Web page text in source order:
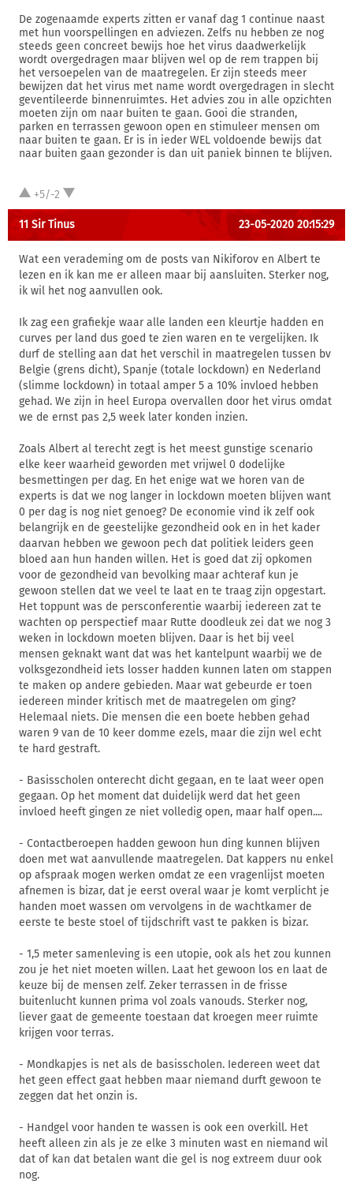
De zogenaamde experts zitten er vanaf dag 1 continue naast
met hun voorspellingen en adviezen. Zelfs nu hebben ze nog
steeds geen concreet bewijs hoe het virus daadwerkelijk
wordt overgedragen maar blijven wel op de rem trappen bij
het versoepelen van de maatregelen. Er zijn steeds meer
bewijzen dat het virus met name wordt overgedragen in slecht
geventileerde binnenruimtes. Het advies zou in alle opzichten
moeten zijn om naar buiten te gaan. Gooi die stranden,
parken en terrassen gewoon open en stimuleer mensen om
naar buiten te gaan. Er is in ieder WEL voldoende bewijs dat
naar buiten gaan gezonder is dan uit paniek binnen te blijven.
+5/-2
11 Sir Tinus 23-05-2020 20:15:29
Wat een verademing om de posts van Nikiforov en Albert te
lezen en ik kan me er alleen maar bij aansluiten. Sterker nog,
ik wil het nog aanvullen ook.
Ik zag een grafiekje waar alle landen een kleurtje hadden en
curves per land dus goed te zien waren en te vergelijken. Ik
durf de stelling aan dat het verschil in maatregelen tussen bv
Belgie (grens dicht), Spanje (totale lockdown) en Nederland
(slimme lockdown) in totaal amper 5 a 10% invloed hebben
gehad. We zijn in heel Europa overvallen door het virus omdat
we de ernst pas 2,5 week later konden inzien.
Zoals Albert al terecht zegt is het meest gunstige scenario
elke keer waarheid geworden met vrijwel 0 dodelijke
besmettingen per dag. En het enige wat we horen van de
experts is dat we nog langer in lockdown moeten blijven want
0 per dag is nog niet genoeg? De economie vind ik zelf ook
belangrijk en de geestelijke gezondheid ook en in het kader
daarvan hebben we gewoon pech dat politiek leiders geen
bloed aan hun handen willen. Het is goed dat zij opkomen
voor de gezondheid van bevolking maar achteraf kun je
gewoon stellen dat we veel te laat en te traag zijn opgestart.
Het toppunt was de persconferentie waarbij iedereen zat te
wachten op perspectief maar Rutte doodleuk zei dat we nog 3
weken in lockdown moeten blijven. Daar is het bij veel
mensen geknakt want dat was het kantelpunt waarbij we de
volksgezondheid iets losser hadden kunnen laten om stappen
te maken op andere gebieden. Maar wat gebeurde er toen
iedereen minder kritisch met de maatregelen om ging?
Helemaal niets. Die mensen die een boete hebben gehad
waren 9 van de 10 keer domme ezels, maar die zijn wel echt
te hard gestraft.
- Basisscholen onterecht dicht gegaan, en te laat weer open
gegaan. Op het moment dat duidelijk werd dat het geen
invloed heeft gingen ze niet volledig open, maar half open....
- Contactberoepen hadden gewoon hun ding kunnen blijven
doen met wat aanvullende maatregelen. Dat kappers nu enkel
op afspraak mogen werken omdat ze een vragenlijst moeten
afnemen is bizar, dat je eerst overal waar je komt verplicht je
handen moet wassen om vervolgens in de wachtkamer de
eerste te beste stoel of tijdschrift vast te pakken is bizar.
- 1,5 meter samenleving is een utopie, ook als het zou kunnen
zou je het niet moeten willen. Laat het gewoon los en laat de
keuze bij de mensen zelf. Zeker terrassen in de frisse
buitenlucht kunnen prima vol zoals vanouds. Sterker nog,
liever gaat de gemeente toestaan dat kroegen meer ruimte
krijgen voor terras.
- Mondkapjes is net als de basisscholen. Iedereen weet dat
het geen effect gaat hebben maar niemand durft gewoon te
zeggen dat het onzin is.
- Handgel voor handen te wassen is ook een overkill. Het
heeft alleen zin als je ze elke 3 minuten wast en niemand wil
dat of kan dat betalen want die gel is nog extreem duur ook
nog.